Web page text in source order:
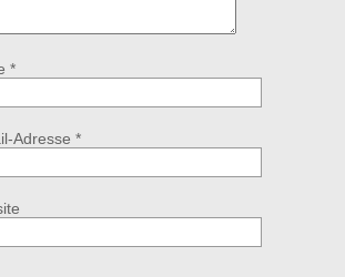
*
Adresse *